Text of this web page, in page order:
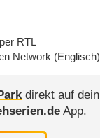
RTL
Network (Englisch)
direkt auf dein
App.